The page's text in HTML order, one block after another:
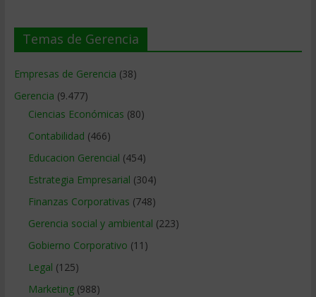
Temas de Gerencia
Empresas de Gerencia (38)
Gerencia (9.477)
Ciencias Económicas (80)
Contabilidad (466)
Educacion Gerencial (454)
Estrategia Empresarial (304)
Finanzas Corporativas (748)
Gerencia social y ambiental (223)
Gobierno Corporativo (11)
Legal (125)
Marketing(988)